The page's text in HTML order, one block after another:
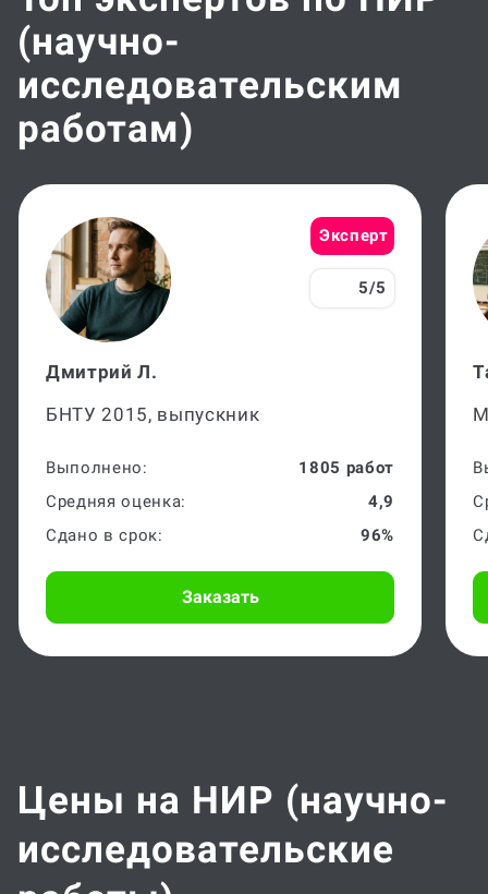
(научно-
исследовательским
работам)
Эксперт
5/5
Дмитрий Л.
БНТУ 2015, выпускник
Выполнено:
1805 работ
Средняя оценка:
4,9
Сдано в срок:
96%
Заказать
Цены на НИР (научно-
исследовательские